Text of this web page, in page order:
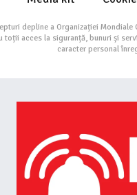
depline a Organizației
toții acces la siguranță, bunuri și
caracter personal